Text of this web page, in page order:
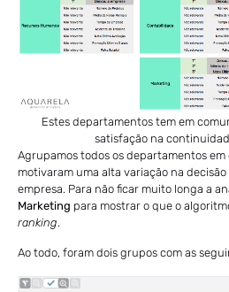
Estes departamentos tem em
satisfação na
Agrupamos todos os departamentos
motivaram uma alta variação na
empresa. Para não ficar muito longa a
Marketing para mostrar o que o
ranking.
Ao todo, foram dois grupos com as